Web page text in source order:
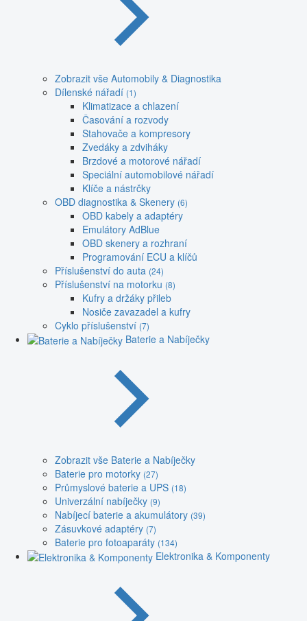
Zobrazit vše Automobily & Diagnostika
Dílenské nářadí (1)
Klimatizace a chlazení
Časování a rozvody
Stahovače a kompresory
Zvedáky a zdviháky
Brzdové a motorové nářadí
Speciální automobilové nářadí
Klíče a nástrčky
OBD diagnostika & Skenery (6)
OBD kabely a adaptéry
Emulátory AdBlue
OBD skenery a rozhraní
Programování ECU a klíčů
Příslušenství do auta (24)
Příslušenství na motorku (8)
Kufry a držáky přileb
Nosiče zavazadel a kufry
Cyklo příslušenství (7)
Baterie a Nabíječky
Zobrazit vše Baterie a Nabíječky
Baterie pro motorky (27)
Průmyslové baterie a UPS (18)
Univerzální nabíječky (9)
Nabíjecí baterie a akumulátory (39)
Zásuvkové adaptéry (7)
Baterie pro fotoaparáty (134)
Elektronika & Komponenty